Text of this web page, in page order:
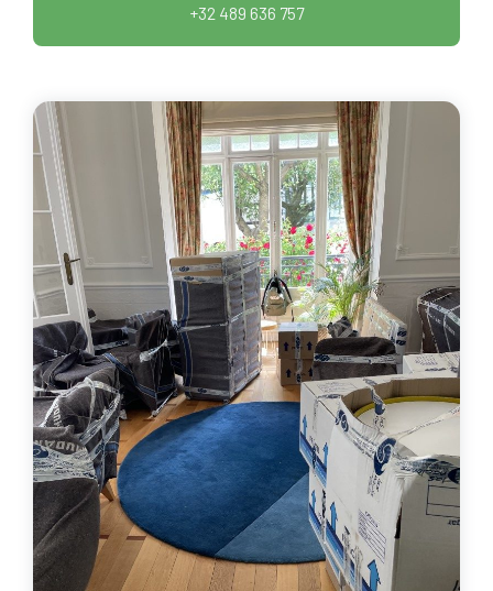
+32 489 636 757